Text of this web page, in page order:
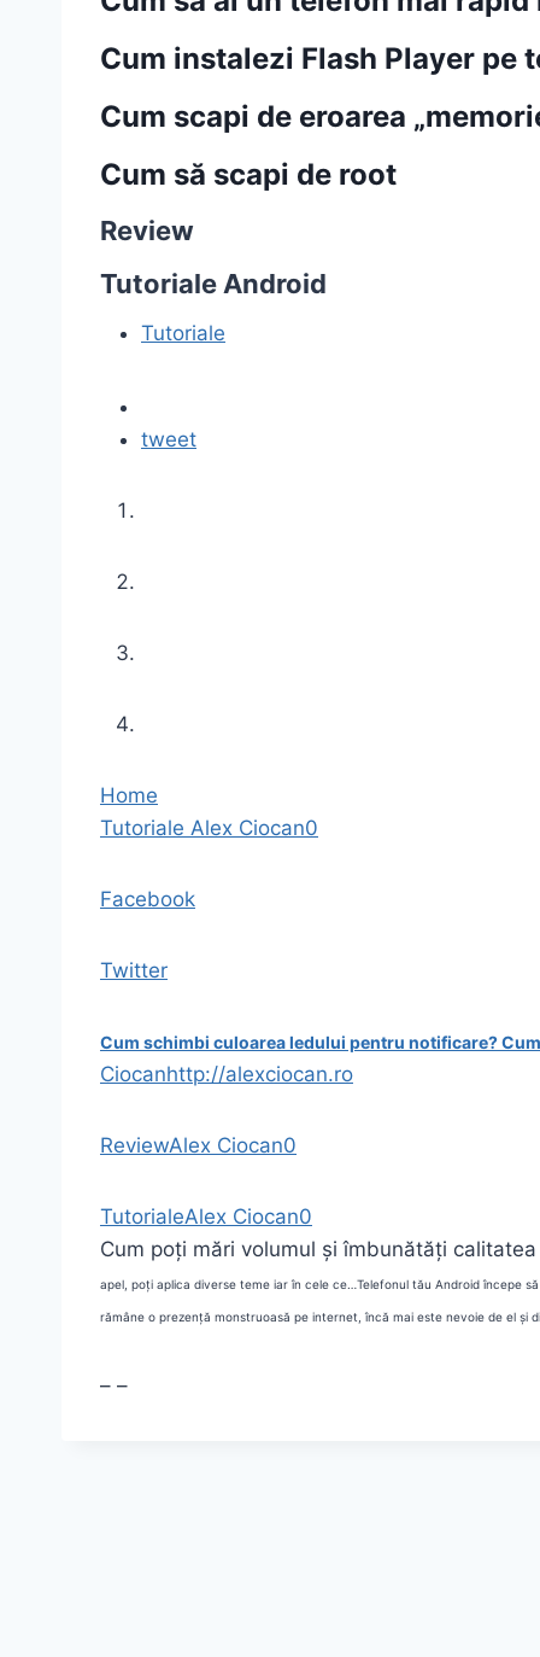
Cum instalezi Flash Player pe
Cum scapi de eroarea
Cum să scapi de root
Review
Tutoriale Android
Tutoriale
tweet
Home
Tutoriale Alex Ciocan0
Facebook
Twitter
Cum schimbi culoarea ledului pentru notificare?
Ciocanhttp://alexciocan.ro
ReviewAlex Ciocan0
TutorialeAlex Ciocan0
Cum poți mări volumul și îmbunătăți
apel, poți aplica diverse teme iar în cele ce… Telefonul tău Android începe
rămâne o prezență monstruoasă pe internet, încă mai este nevoie de el și
– –